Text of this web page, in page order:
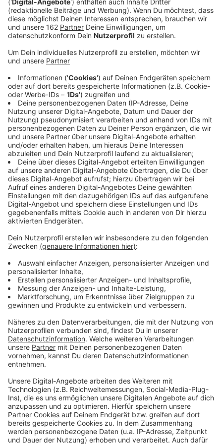
Anzeige
In Neukirchen-Vluyn gibt es heute zum letzten Mal in
und Ehrenamtler laden ab 15 Uhr mit ihren Ständen
wieder zum Bummel über die Hochstraße ein.
Angeboten werden Upcycling-Produkte,
Selbstgeschneidertes, Kunsthandwerk, faire Produkte
und Second-Hand-Artikel. Außerdem gibt es
Infostände und regionale Leckereien. Und auch die
Geschäfte laden zum Stöbern ein.
Anzeige
Ein Highlight ist diesmal auch der
Apfelkuchenwettbewerb
Anzeige
Zum vierten Mal bietet der Neukirchen-Vluyner Verein
Dorfmasche seinen Apfelkuchenwettbewerb an.
Jeder Hobby-Bäcker kann seinen Apfelkuchen
einreichen, ganz unbürokratisch zwischen 15 und 15
Uhr 30. Eine Jury verteilt dann Punkte für Geschmack
und Aussehen. Vergeben werden drei Preise. Der
"Markt der Möglichkeiten" läuft von 15 bis 19 Uhr.
Anzeige
Anzeige